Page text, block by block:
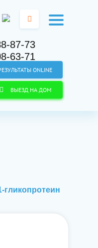
ONLINE
ВЫЕЗД НА ДОМ
87-73
63-71
гликопротеин